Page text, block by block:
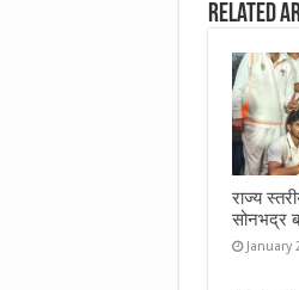
o
o
k
Related
राज्य
सोनभद्र
January